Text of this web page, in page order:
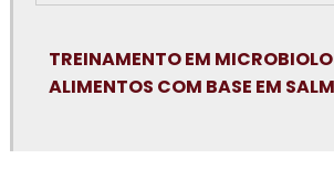
TREINAMENTO EM
ALIMENTOS COM BASE EM